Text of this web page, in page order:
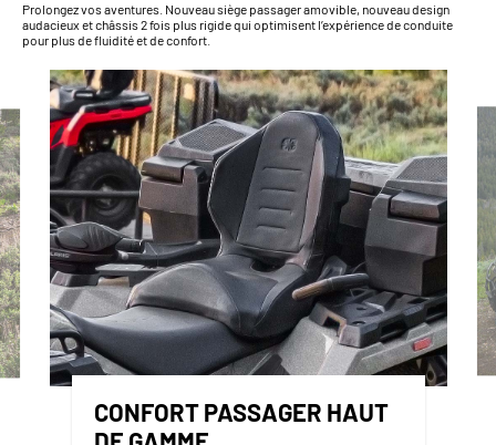
Prolongez vos aventures. Nouveau siège passager amovible, nouveau design
audacieux et châssis 2 fois plus rigide qui optimisent l’expérience de conduite
pour plus de fluidité et de confort.
CONFORT PASSAGER HAUT